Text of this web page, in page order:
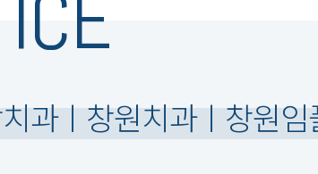
과ㅣ창원치과ㅣ창원